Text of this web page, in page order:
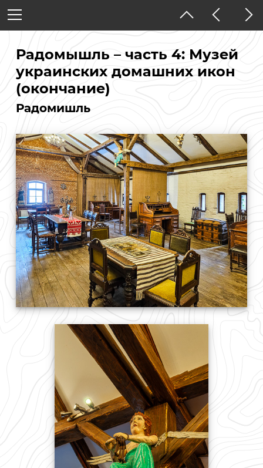
Житомирская область
Тёмная тема
Радомышль – часть 4: Музей
украинских домашних икон
(окончание)
Радомишль